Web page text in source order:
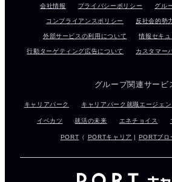
会社情報 プライバシーポリシー グル
コンプライアンスポリシー 反社会的勢
外部サービスの利用について 情報セキ
行動ターゲティング広告について カスタマー